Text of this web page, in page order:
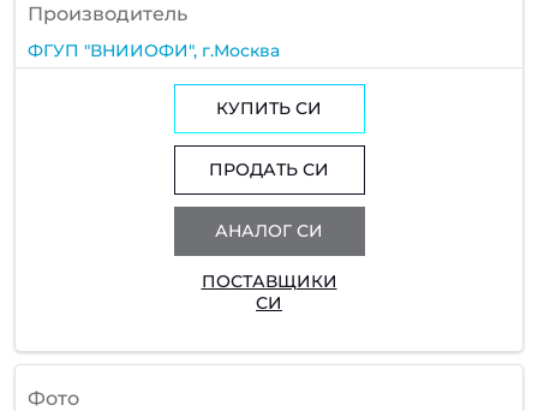
Производитель
ФГУП "ВНИИОФИ", г.Москва
КУПИТЬ СИ
ПРОДАТЬ СИ
АНАЛОГ СИ
ПОСТАВЩИКИ
СИ
Фото